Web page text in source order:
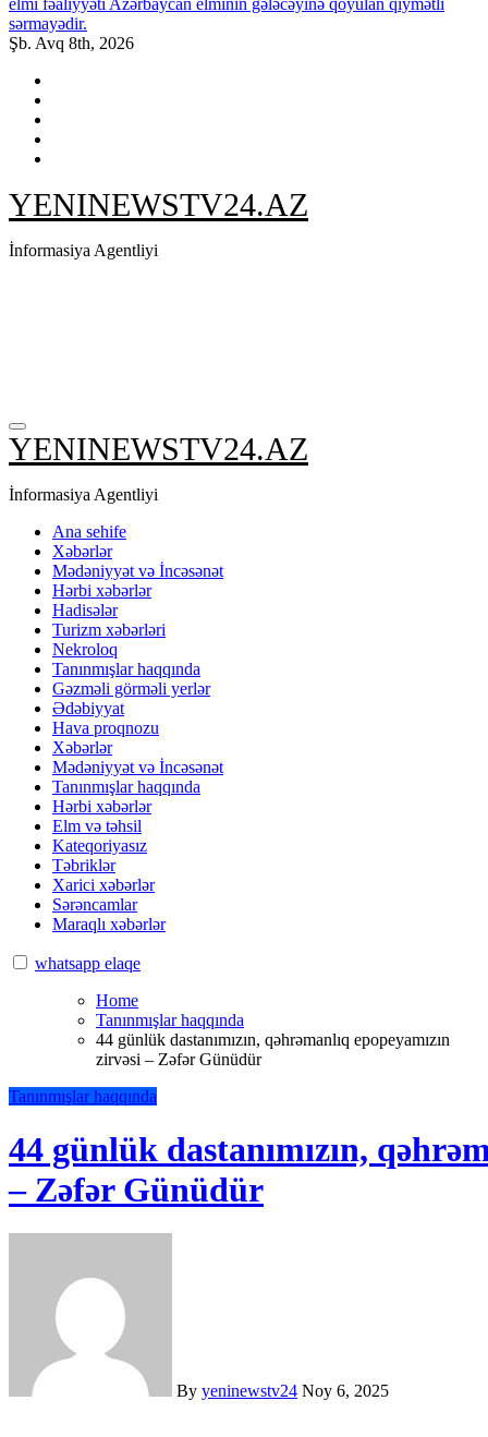
sərmayədir.
Şb. Avq 8th, 2026
YENINEWSTV24.AZ
İnformasiya Agentliyi
YENINEWSTV24.AZ
İnformasiya Agentliyi
Ana sehife
Xəbərlər
Mədəniyyət və İncəsənət
Hərbi xəbərlər
Hadisələr
Turizm xəbərləri
Nekroloq
Tanınmışlar haqqında
Gəzməli görməli yerlər
Ədəbiyyat
Hava proqnozu
Xəbərlər
Mədəniyyət və İncəsənət
Tanınmışlar haqqında
Hərbi xəbərlər
Elm və təhsil
Kateqoriyasız
Təbriklər
Xarici xəbərlər
Sərəncamlar
Maraqlı xəbərlər
whatsapp elaqe
Home
Tanınmışlar haqqında
44 günlük dastanımızın, qəhrəmanlıq epopeyamızın
zirvəsi – Zəfər Günüdür
Tanınmışlar haqqında
44 günlük dastanımızın,
– Zəfər Günüdür
By yeninewstv24 Noy 6, 2025